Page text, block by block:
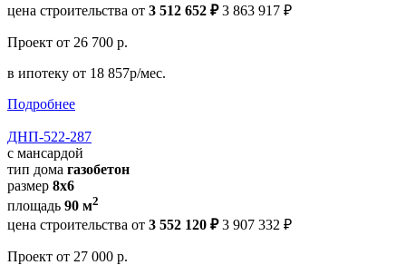
цена строительства от 3 512 652 ₽ 3 863 917 ₽
Проект от 26 700 р.
в ипотеку от 18 857р/мес.
Подробнее
ДНП-522-287
с мансардой
тип дома газобетон
размер 8x6
площадь 90 м2
цена строительства от 3 552 120 ₽ 3 907 332 ₽
Проект от 27 000 р.